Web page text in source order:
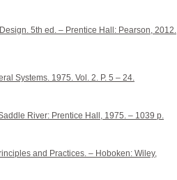
5th ed. – Prentice Hall: Pearson, 2012.
Systems. 1975. Vol. 2. P. 5 – 24.
River: Prentice Hall, 1975. – 1039 p.
and Practices. – Hoboken: Wiley,